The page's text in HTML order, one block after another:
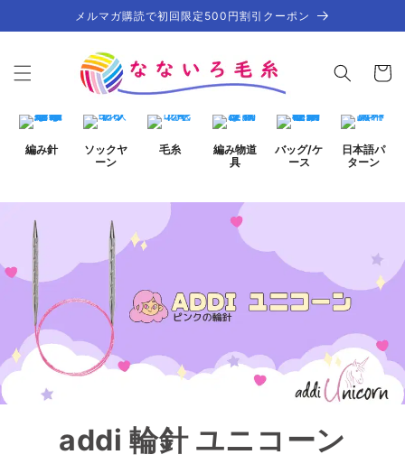
進む
メルマガ購読で初回限定500円割引クーポン
ー
編み針
ソックヤ
ーン
毛糸
編み物道
具
バッグ/ケ
ース
日本語パ
ターン
addi 輪針 ユニコーン